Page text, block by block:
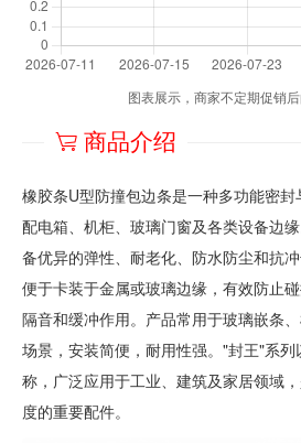
图表展示，商家不定期促销
商品介绍
橡胶条U型防撞包边条是一种多功能密
配电箱、机柜、玻璃门窗及各类设备边
备优异的弹性、耐老化、防水防尘和抗
便于卡装于金属或玻璃边缘，有效防止碰
隔音和缓冲作用。产品常用于玻璃嵌条
场景，安装简便，耐用性强。"封王"系
称，广泛应用于工业、建筑及家居领域
度的重要配件。